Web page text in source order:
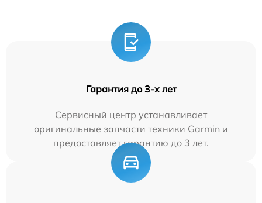
Гарантия до 3-х лет
Сервисный центр устанавливает
оригинальные запчасти техники Garmin и
предоставляет гарантию до 3 лет.